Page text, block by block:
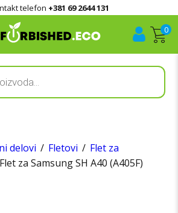
telefon +381 69 2644 131
0
delovi / Fletovi / Flet za
za Samsung SH A40 (A405F)